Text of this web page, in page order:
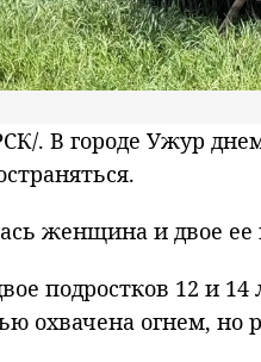
В городе Ужур днем
женщина и двое
подростков 12 и
охвачена огнем,